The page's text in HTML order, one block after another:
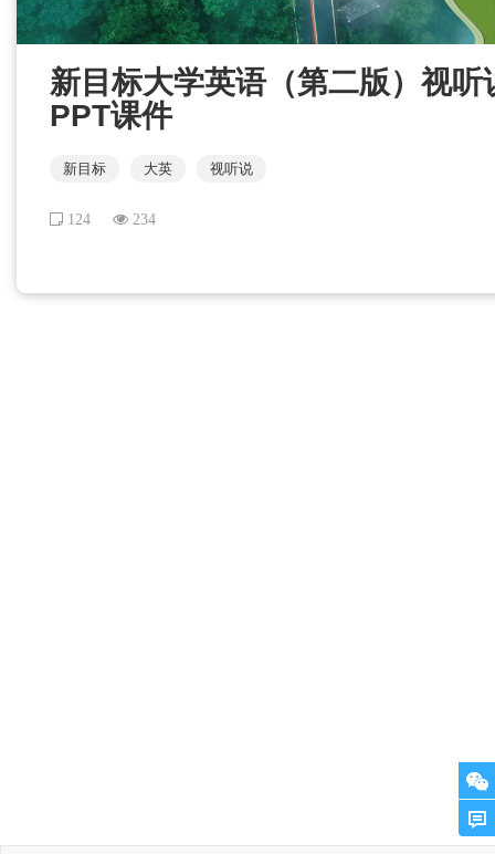
新目标大学英语（第二版）视
PPT课件
新目标 大英 视听说
124 234